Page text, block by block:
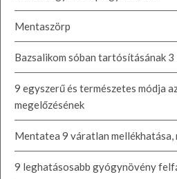
Mentaszörp
Bazsalikom sóban tartósításának 3
9 egyszerű és természetes módja
megelőzésének
Mentatea 9 váratlan mellékhatása,
9 leghatásosabb gyógynövény